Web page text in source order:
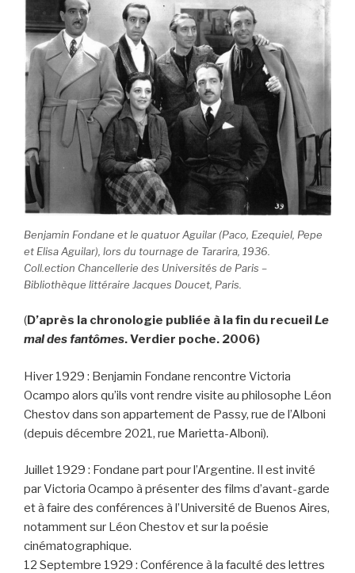
Benjamin Fondane et le quatuor Aguilar (Paco, Ezequiel, Pepe
et Elisa Aguilar), lors du tournage de Tararira, 1936.
Coll.ection Chancellerie des Universités de Paris –
Bibliothèque littéraire Jacques Doucet, Paris.
(D’après la chronologie publiée à la fin du recueilLe
mal des fantômes. Verdier poche. 2006)
Hiver 1929 : Benjamin Fondane rencontre Victoria
Ocampo alors qu’ils vont rendre visite au philosophe Léon
Chestov dans son appartement de Passy, rue de l’Alboni
(depuis décembre 2021, rue Marietta-Alboni).
Juillet 1929 : Fondane part pour l’Argentine. Il est invité
par Victoria Ocampo à présenter des films d’avant-garde
et à faire des conférences à l’Université de Buenos Aires,
notamment sur Léon Chestov et sur la poésie
cinématographique.
12 Septembre 1929 : Conférence à la faculté des lettres